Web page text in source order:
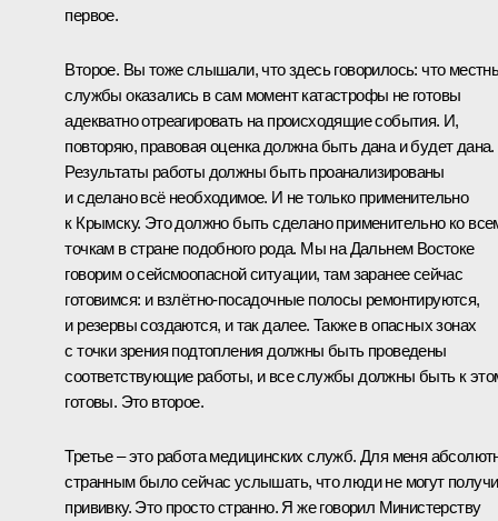
первое.
Второе. Вы тоже слышали, что здесь говорилось: что
службы оказались в сам момент катастрофы не готовы
адекватно отреагировать на происходящие события. И,
повторяю, правовая оценка должна быть дана и будет дана.
Результаты работы должны быть проанализированы
и сделано всё необходимое. И не только применительно
к Крымску. Это должно быть сделано применительно ко
точкам в стране подобного рода. Мы на Дальнем Востоке
говорим о сейсмоопасной ситуации, там заранее сейчас
готовимся: и взлётно-посадочные полосы ремонтируются,
и резервы создаются, и так далее. Также в опасных зонах
с точки зрения подтопления должны быть проведены
соответствующие работы, и все службы должны быть к
готовы. Это второе.
Третье – это работа медицинских служб. Для меня
странным было сейчас услышать, что люди не могут
прививку. Это просто странно. Я же говорил Министерству